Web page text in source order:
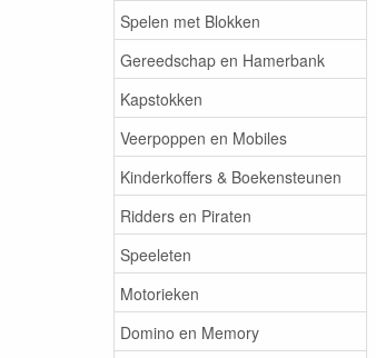
Spelen met Blokken
Gereedschap en Hamerbank
Kapstokken
Veerpoppen en Mobiles
Kinderkoffers & Boekensteunen
Ridders en Piraten
Speeleten
Motorieken
Domino en Memory